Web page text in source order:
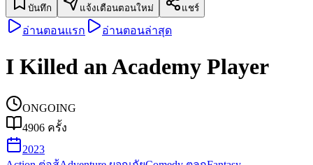
บันทึก แจ้งเตือนตอนใหม่ แชร์
อ่านตอนแรก อ่านตอนล่าสุด
I Killed an Academy Player
ONGOING
4906 ครั้ง
2023